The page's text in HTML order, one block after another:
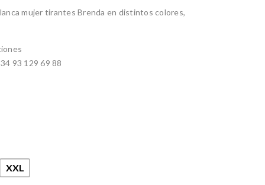
mujer tirantes Brenda en distintos colores,
93 129 69 88
XXL